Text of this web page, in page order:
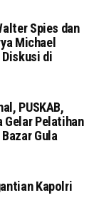
Spies dan
Michael
Diskusi di
PUSKAB,
Gelar Pelatihan
Gula
Kapolri